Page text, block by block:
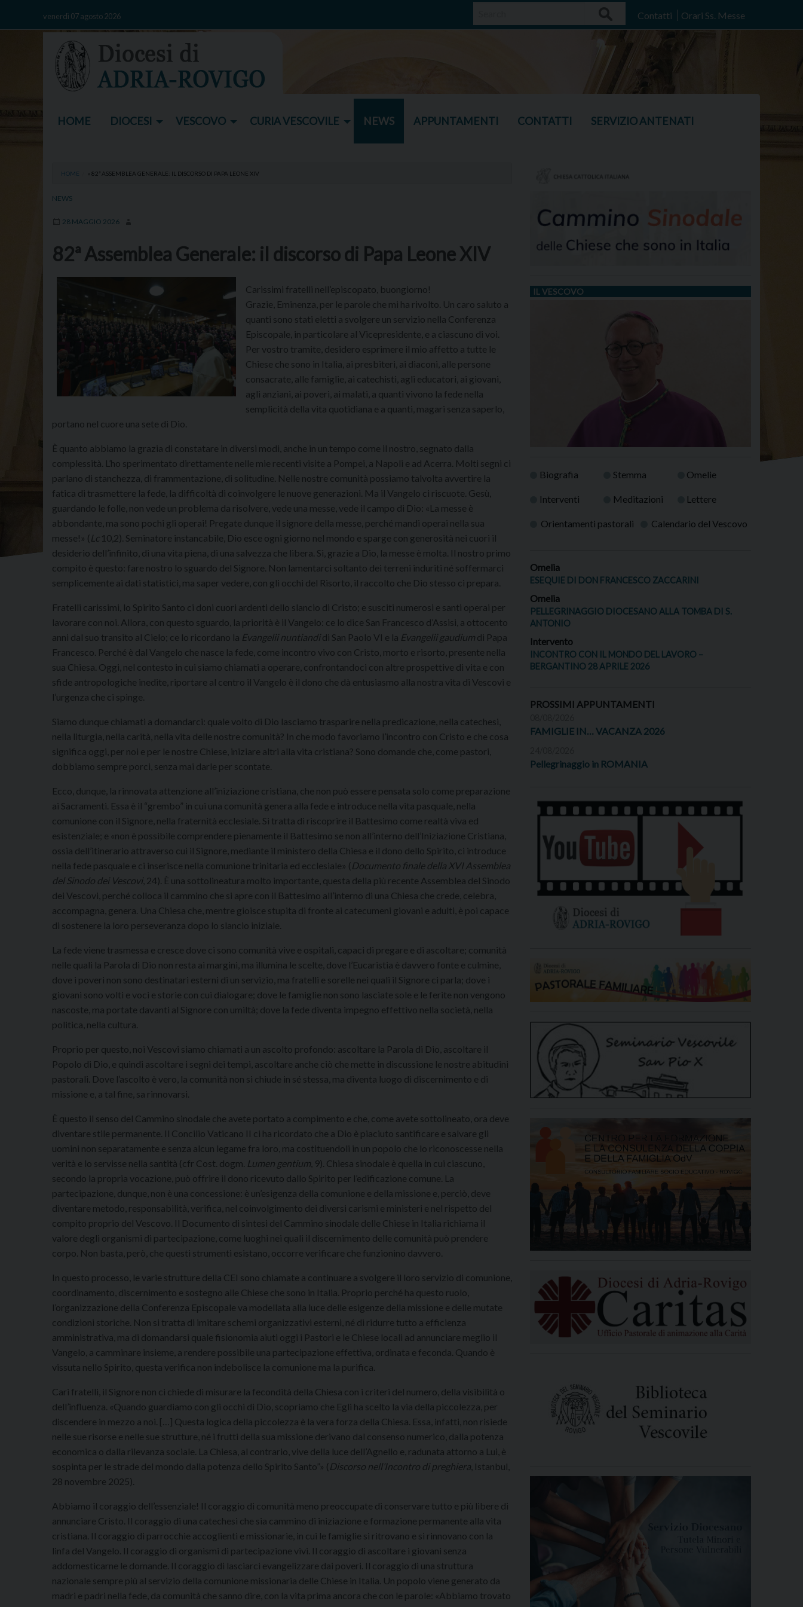
venerdì 07 agosto 2026 Contatti Orari Ss. Messe
HOME DIOCESI VESCOVO CURIA VESCOVILE NEWS APPUNTAMENTI CONTATTI SERVIZIO ANTENATI
HOME » 82ª ASSEMBLEA GENERALE: IL DISCORSO DI PAPA LEONE XIV
NEWS
28 MAGGIO 2026
82ª Assemblea Generale: il discorso di Papa Leone XIV
Carissimi fratelli nell’episcopato, buongiorno!
Grazie, Eminenza, per le parole che mi ha rivolto. Un caro saluto a
quanti sono stati eletti a svolgere un servizio nella Conferenza
Episcopale, in particolare al Vicepresidente, e a ciascuno di voi.
Per vostro tramite, desidero esprimere il mio affetto a tutte le
Chiese che sono in Italia, ai presbiteri, ai diaconi, alle persone
consacrate, alle famiglie, ai catechisti, agli educatori, ai giovani,
agli anziani, ai poveri, ai malati, a quanti vivono la fede nella
semplicità della vita quotidiana e a quanti, magari senza saperlo,
portano nel cuore una sete di Dio.
È quanto abbiamo la grazia di constatare in diversi modi, anche in un tempo come il nostro, segnato dalla
complessità. L’ho sperimentato direttamente nelle mie recenti visite a Pompei, a Napoli e ad Acerra. Molti segni ci
parlano di stanchezza, di frammentazione, di solitudine. Nelle nostre comunità possiamo talvolta avvertire la
fatica di trasmettere la fede, la difficoltà di coinvolgere le nuove generazioni. Ma il Vangelo ci riscuote. Gesù,
guardando le folle, non vede un problema da risolvere, vede una messe, vede il campo di Dio: «La messe è
abbondante, ma sono pochi gli operai! Pregate dunque il signore della messe, perché mandi operai nella sua
messe!» ( Lc10,2). Seminatore instancabile, Dio esce ogni giorno nel mondo e sparge con generosità nei cuori il
desiderio dell’infinito, di una vita piena, di una salvezza che libera. Sì, grazie a Dio, la messe è molta. Il nostro primo
compito è questo: fare nostro lo sguardo del Signore. Non lamentarci soltanto dei terreni induriti né soffermarci
semplicemente ai dati statistici, ma saper vedere, con gli occhi del Risorto, il raccolto che Dio stesso ci prepara.
Fratelli carissimi, lo Spirito Santo ci doni cuori ardenti dello slancio di Cristo; e susciti numerosi e santi operai per
lavorare con noi. Allora, con questo sguardo, la priorità è il Vangelo: ce lo dice San Francesco d’Assisi, a ottocento
anni dal suo transito al Cielo; ce lo ricordano la Evangelii nuntiandidi San Paolo VI e la Evangelii gaudium di Papa
Francesco. Perché è dal Vangelo che nasce la fede, come incontro vivo con Cristo, morto e risorto, presente nella
sua Chiesa. Oggi, nel contesto in cui siamo chiamati a operare, confrontandoci con altre prospettive di vita e con
sfide antropologiche inedite, riportare al centro il Vangelo è il dono che dà entusiasmo alla nostra vita di Vescovi e
l’urgenza che ci spinge.
Siamo dunque chiamati a domandarci: quale volto di Dio lasciamo trasparire nella predicazione, nella catechesi,
nella liturgia, nella carità, nella vita delle nostre comunità? In che modo favoriamo l’incontro con Cristo e che cosa
significa oggi, per noi e per le nostre Chiese, iniziare altri alla vita cristiana? Sono domande che, come pastori,
dobbiamo sempre porci, senza mai darle per scontate.
Ecco, dunque, la rinnovata attenzione all’iniziazione cristiana, che non può essere pensata solo come preparazione
ai Sacramenti. Essa è il “grembo” in cui una comunità genera alla fede e introduce nella vita pasquale, nella
comunione con il Signore, nella fraternità ecclesiale. Si tratta di riscoprire il Battesimo come realtà viva ed
esistenziale; e «non è possibile comprendere pienamente il Battesimo se non all’interno dell’Iniziazione Cristiana,
ossia dell’itinerario attraverso cui il Signore, mediante il ministero della Chiesa e il dono dello Spirito, ci introduce
nella fede pasquale e ci inserisce nella comunione trinitaria ed ecclesiale» ( Documento finale della XVI Assemblea
del Sinodo dei Vescovi, 24). È una sottolineatura molto importante, questa della più recente Assemblea del Sinodo
dei Vescovi, perché colloca il cammino che si apre con il Battesimo all’interno di una Chiesa che crede, celebra,
accompagna, genera. Una Chiesa che, mentre gioisce stupita di fronte ai catecumeni giovani e adulti, è poi capace
di sostenere la loro perseveranza dopo lo slancio iniziale.
La fede viene trasmessa e cresce dove ci sono comunità vive e ospitali, capaci di pregare e di ascoltare; comunità
nelle quali la Parola di Dio non resta ai margini, ma illumina le scelte, dove l’Eucaristia è davvero fonte e culmine,
dove i poveri non sono destinatari esterni di un servizio, ma fratelli e sorelle nei quali il Signore ci parla; dove i
giovani sono volti e voci e storie con cui dialogare; dove le famiglie non sono lasciate sole e le ferite non vengono
nascoste, ma portate davanti al Signore con umiltà; dove la fede diventa impegno effettivo nella società, nella
politica, nella cultura.
Proprio per questo, noi Vescovi siamo chiamati a un ascolto profondo: ascoltare la Parola di Dio, ascoltare il
Popolo di Dio, e quindi ascoltare i segni dei tempi, ascoltare anche ciò che mette in discussione le nostre abitudini
pastorali. Dove l’ascolto è vero, la comunità non si chiude in sé stessa, ma diventa luogo di discernimento e di
missione e, a tal fine, sa rinnovarsi.
È questo il senso del Cammino sinodale che avete portato a compimento e che, come avete sottolineato, ora deve
diventare stile permanente. Il Concilio Vaticano II ci ha ricordato che a Dio è piaciuto santificare e salvare gli
uomini non separatamente e senza alcun legame fra loro, ma costituendoli in un popolo che lo riconoscesse nella
verità e lo servisse nella santità (cfr Cost. dogm. Lumen gentium , 9). Chiesa sinodale è quella in cui ciascuno,
secondo la propria vocazione, può offrire il dono ricevuto dallo Spirito per l’edificazione comune. La
partecipazione, dunque, non è una concessione: è un’esigenza della comunione e della missione e, perciò, deve
diventare metodo, responsabilità, verifica, nel coinvolgimento dei diversi carismi e ministeri e nel rispetto del
compito proprio del Vescovo. Il Documento di sintesi del Cammino sinodale delle Chiese in Italia richiama il
valore degli organismi di partecipazione, come luoghi nei quali il discernimento delle comunità può prendere
corpo. Non basta, però, che questi strumenti esistano, occorre verificare che funzionino davvero.
In questo processo, le varie strutture della CEI sono chiamate a continuare a svolgere il loro servizio di comunione,
coordinamento, discernimento e sostegno alle Chiese che sono in Italia. Proprio perché ha questo ruolo,
l’organizzazione della Conferenza Episcopale va modellata alla luce delle esigenze della missione e delle mutate
condizioni storiche. Non si tratta di imitare schemi organizzativi esterni, né di ridurre tutto a efficienza
amministrativa, ma di domandarsi quale fisionomia aiuti oggi i Pastori e le Chiese locali ad annunciare meglio il
Vangelo, a camminare insieme, a rendere possibile una partecipazione effettiva, ordinata e feconda. Quando è
vissuta nello Spirito, questa verifica non indebolisce la comunione ma la purifica.
Cari fratelli, il Signore non ci chiede di misurare la fecondità della Chiesa con i criteri del numero, della visibilità o
dell’influenza. «Quando guardiamo con gli occhi di Dio, scopriamo che Egli ha scelto la via della piccolezza, per
discendere in mezzo a noi. […] Questa logica della piccolezza è la vera forza della Chiesa. Essa, infatti, non risiede
nelle sue risorse e nelle sue strutture, né i frutti della sua missione derivano dal consenso numerico, dalla potenza
economica o dalla rilevanza sociale. La Chiesa, al contrario, vive della luce dell’Agnello e, radunata attorno a Lui, è
sospinta per le strade del mondo dalla potenza dello Spirito Santo”» ( Discorso nell’Incontro di preghiera , Istanbul,
28 novembre 2025).
Abbiamo il coraggio dell’essenziale! Il coraggio di comunità meno preoccupate di conservare tutto e più libere di
annunciare Cristo. Il coraggio di una catechesi che sia cammino di iniziazione e formazione permanente alla vita
cristiana. Il coraggio di parrocchie accoglienti e missionarie, in cui le famiglie si ritrovano e si rinnovano con la
linfa del Vangelo. Il coraggio di organismi di partecipazione vivi. Il coraggio di ascoltare i giovani senza
addomesticarne le domande. Il coraggio di lasciarci evangelizzare dai poveri. Il coraggio di una struttura
nazionale sempre più al servizio della comunione missionaria delle Chiese in Italia. Un popolo viene generato da
madri e padri nella fede, da comunità che sanno dire, con la vita prima ancora che con le parole: «Abbiamo trovato
IL VESCOVO
Biografia Stemma Omelie
Interventi Meditazioni Lettere
Orientamenti pastorali Calendario del Vescovo
Omelia
ESEQUIE DI DON FRANCESCO ZACCARINI
Omelia
PELLEGRINAGGIO DIOCESANO ALLA TOMBA DI S.
ANTONIO
Intervento
INCONTRO CON IL MONDO DEL LAVORO –
BERGANTINO 28 APRILE 2026
PROSSIMI APPUNTAMENTI
FAMIGLIE IN… VACANZA 2026
Pellegrinaggio in ROMANIA